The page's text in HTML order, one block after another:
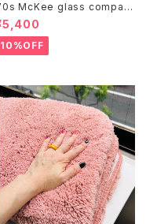
McKee glass compan
ド小皿
赤）
10%OFF